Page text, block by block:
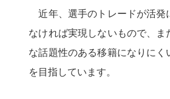
近年、選手のトレードが活発
なければ実現しないもので、
な話題性のある移籍になりに
を目指しています。